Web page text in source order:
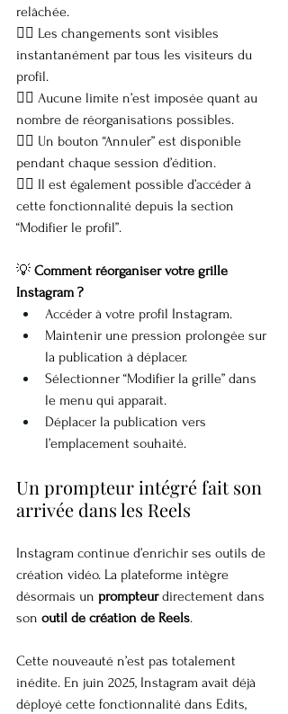
relâchée.
👉🏼 Les changements sont visibles
instantanément par tous les visiteurs du
profil.
👉🏼 Aucune limite n’est imposée quant au
nombre de réorganisations possibles.
👉🏼 Un bouton “Annuler” est disponible
pendant chaque session d’édition.
👉🏼 Il est également possible d’accéder à
cette fonctionnalité depuis la section
“Modifier le profil”.
💡 Comment réorganiser votre grille
Instagram ?
Accéder à votre profil Instagram.
Maintenir une pression prolongée sur
la publication à déplacer.
Sélectionner “Modifier la grille” dans
le menu qui apparaît.
Déplacer la publication vers
l’emplacement souhaité.
Un prompteur intégré fait son
arrivée dans les Reels
Instagram continue d’enrichir ses outils de
création vidéo. La plateforme intègre
désormais un prompteur directement dans
son outil de création de Reels.
Cette nouveauté n’est pas totalement
inédite. En juin 2025, Instagram avait déjà
déployé cette fonctionnalité dans Edits,